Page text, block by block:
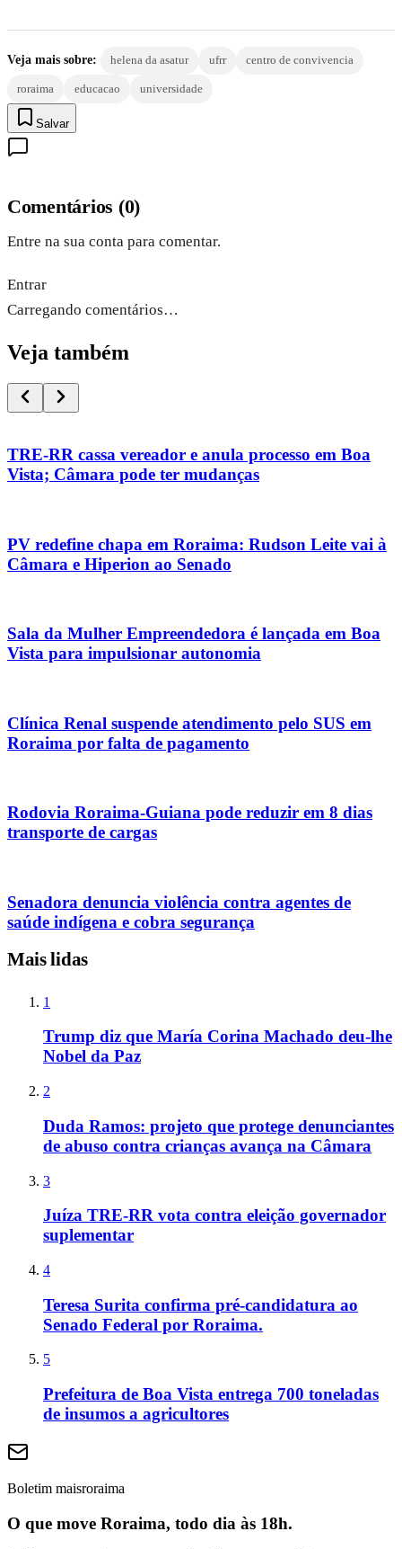
Veja mais sobre: helena da asatur ufrr centro de convivencia
roraima educacao universidade
Salvar
Comentários (0)
Entre na sua conta para comentar.
Entrar
Carregando comentários…
Veja também
TRE-RR cassa vereador e anula processo em Boa
Vista; Câmara pode ter mudanças
PV redefine chapa em Roraima: Rudson Leite vai à
Câmara e Hiperion ao Senado
Sala da Mulher Empreendedora é lançada em Boa
Vista para impulsionar autonomia
Clínica Renal suspende atendimento pelo SUS em
Roraima por falta de pagamento
Rodovia Roraima-Guiana pode reduzir em 8 dias
transporte de cargas
Senadora denuncia violência contra agentes de
saúde indígena e cobra segurança
Mais lidas
1
Trump diz que María Corina Machado deu-lhe
Nobel da Paz
2
Duda Ramos: projeto que protege denunciantes
de abuso contra crianças avança na Câmara
3
Juíza TRE-RR vota contra eleição governador
suplementar
4
Teresa Surita confirma pré-candidatura ao
Senado Federal por Roraima.
5
Prefeitura de Boa Vista entrega 700 toneladas
de insumos a agricultores
Boletim maisroraima
O que move Roraima, todo dia às 18h.